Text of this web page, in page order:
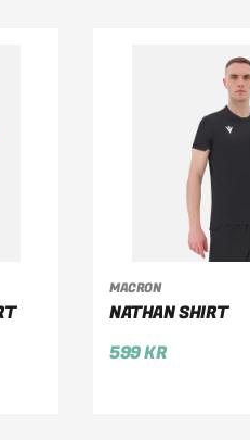
MACRON
NATHAN SHIRT
599KR
VÄLJ